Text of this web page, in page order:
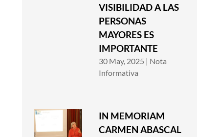
VISIBILIDAD A LAS
PERSONAS
MAYORES ES
IMPORTANTE
30 May, 2025 | Nota
Informativa
IN MEMORIAM
CARMEN ABASCAL